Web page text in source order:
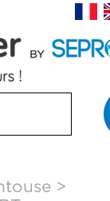
>